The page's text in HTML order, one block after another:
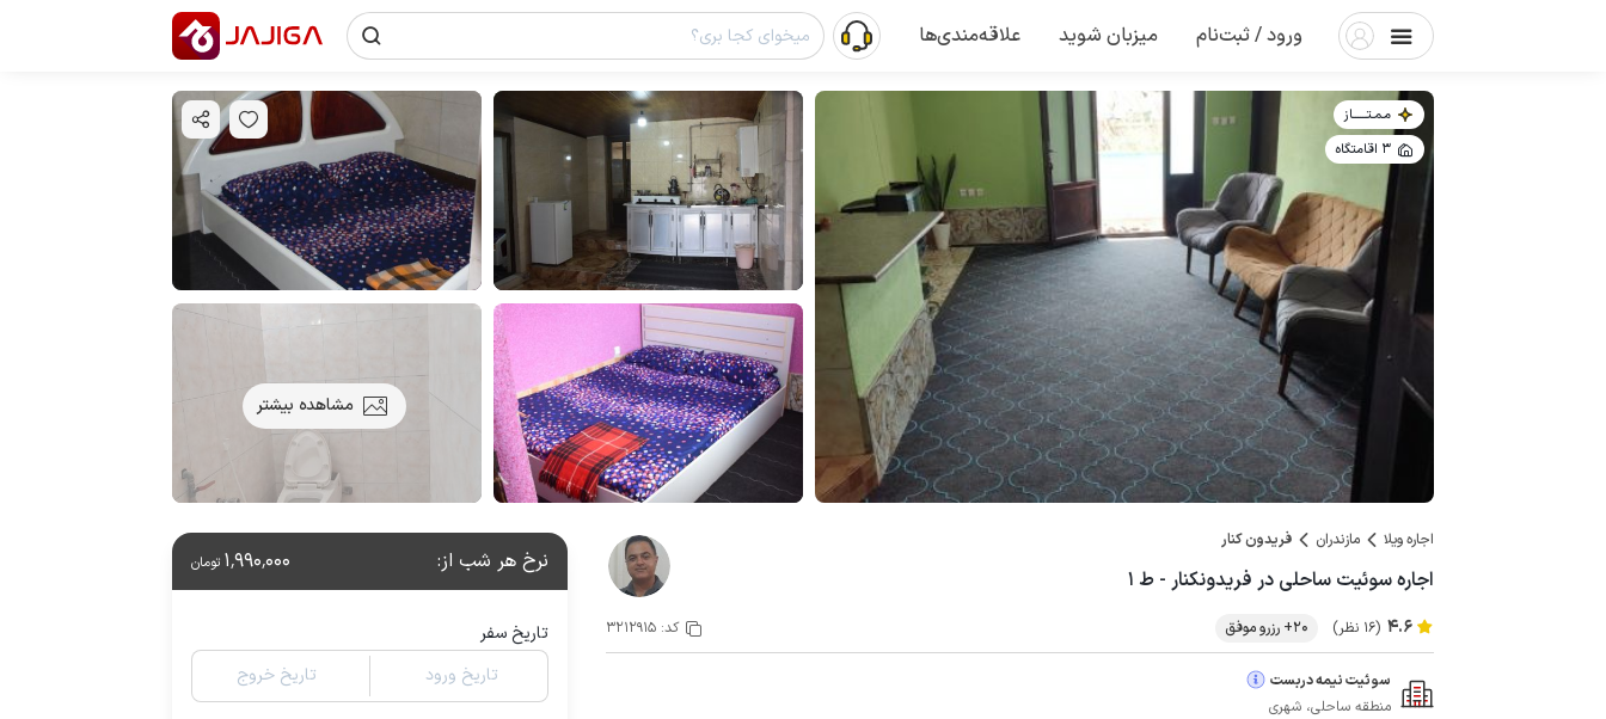
ورود / ثبت‌نام میزبان شوید علاقه‌مندی‌ها
مـمـتــــــاز
3 اقامتگاه
مشاهده بیشتر
اجاره ویلا مازندران فریدون کنار
اجاره سوئیت ساحلی در فریدونکنار - ط ۱
4.6 (16 نظر) 20+ رزرو موفق کد:3212915
سوئیت نیمه دربست
منطقه ساحلی، شهری
نرخ هر شب از: 1٬990٬000 تومان
تاریخ سفر
تاریخ ورود
تاریخ خروج